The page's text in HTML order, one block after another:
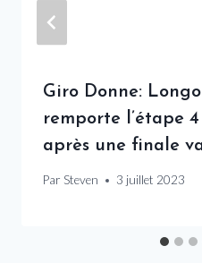
Giro Donne:
remporte l’étape
après une finale
Par Steven 3 juillet 2023